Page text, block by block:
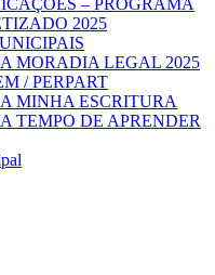
– PROGRAMA
2025
MORADIA LEGAL 2025
/ PERPART
MINHA ESCRITURA
TEMPO DE APRENDER